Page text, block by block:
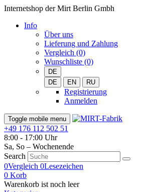
Internetshop der Mirt Berlin Gmbh
Info
Über uns
Lieferung und Zahlung
Vergleich (0)
Wunschliste (0)
DE
DE
EN RU
Registrierung
Anmelden
Toggle mobile menu
+49 176 112 502 51
8:00 - 17:00 Uhr
Sa, So – Wochenende
Search
0Vergleich 0Lesezeichen
0 Korb
Warenkorb ist noch leer